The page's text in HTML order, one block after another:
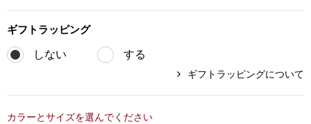
集
タログ
ギフト ラッピング
しない する
ギフトラッピングについて
カラーとサイズを選んでください